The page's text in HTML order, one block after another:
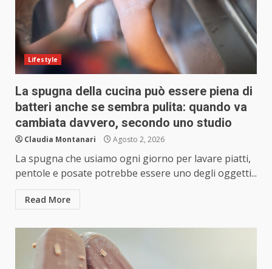
Lifestyle
La spugna della cucina può essere piena di
batteri anche se sembra pulita: quando va
cambiata davvero, secondo uno studio
Claudia Montanari Agosto 2, 2026
La spugna che usiamo ogni giorno per lavare piatti,
pentole e posate potrebbe essere uno degli oggetti...
Read More